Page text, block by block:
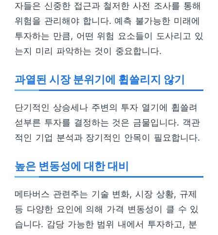
자들은 신중한 접근과 철저한 사전 조사를 통해
위험을 관리해야 합니다. 예측 불가능한 미래에
투자하는 만큼, 어떤 위험 요소들이 도사리고 있
는지 미리 파악하는 것이 중요합니다.
과열된 시장 분위기에 휩쓸리지 않기
단기적인 상승세나 주변의 투자 열기에 휩쓸려
섣부른 투자를 결정하는 것은 금물입니다. 객관
적인 기업 분석과 장기적인 안목이 필요합니다.
높은 변동성에 대한 대비
메타버스 관련주는 기술 변화, 시장 상황, 규제
등 다양한 요인에 의해 가격 변동성이 클 수 있
습니다. 감당 가능한 범위 내에서 투자하고, 분